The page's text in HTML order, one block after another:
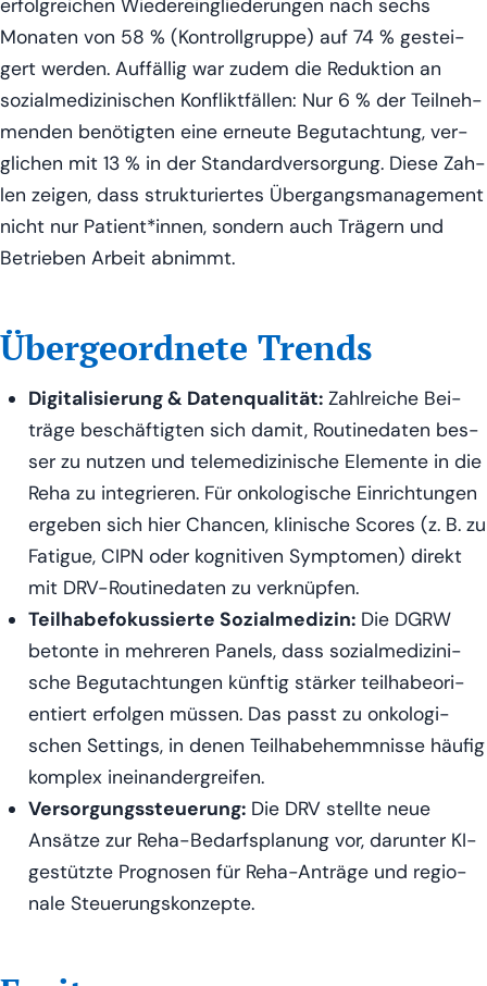
erfolg­rei­chen Wie­der­ein­glie­de­run­gen nach sechs
Mona­ten von 58 % (Kon­troll­grup­pe) auf 74 % gestei­
gert wer­den. Auf­fäl­lig war zudem die Reduk­ti­on an
sozi­al­me­di­zi­ni­schen Kon­flikt­fäl­len: Nur 6 % der Teil­neh­
men­den benö­tig­ten eine erneu­te Begut­ach­tung, ver­
gli­chen mit 13 % in der Stan­dard­ver­sor­gung. Die­se Zah­
len zei­gen, dass struk­tu­rier­tes Über­gangs­ma­nage­ment
nicht nur Patient*innen, son­dern auch Trä­gern und
Betrie­ben Arbeit abnimmt.
Übergeordnete Trends
Digi­ta­li­sie­rung & Daten­qua­li­tät: Zahl­rei­che Bei­
trä­ge beschäf­tig­ten sich damit, Rou­ti­ne­da­ten bes­
ser zu nut­zen und tele­me­di­zi­ni­sche Ele­men­te in die
Reha zu inte­grie­ren. Für onko­lo­gi­sche Ein­rich­tun­gen
erge­ben sich hier Chan­cen, kli­ni­sche Scores (z. B. zu
Fati­gue, CIPN oder kogni­ti­ven Sym­pto­men) direkt
mit DRV-Rou­ti­ne­da­ten zu verknüpfen.
Teil­ha­be­fo­kus­sier­te Sozi­al­me­di­zin: Die DGRW
beton­te in meh­re­ren Panels, dass sozi­al­me­di­zi­ni­
sche Begut­ach­tun­gen künf­tig stär­ker teil­ha­be­ori­
en­tiert erfol­gen müs­sen. Das passt zu onko­lo­gi­
schen Set­tings, in denen Teil­ha­be­hemm­nis­se häu­fig
kom­plex ineinandergreifen.
Ver­sor­gungs­steue­rung: Die DRV stell­te neue
Ansät­ze zur Reha-Bedarfs­pla­nung vor, dar­un­ter KI-
gestütz­te Pro­gno­sen für Reha-Anträ­ge und regio­
na­le Steuerungskonzepte.